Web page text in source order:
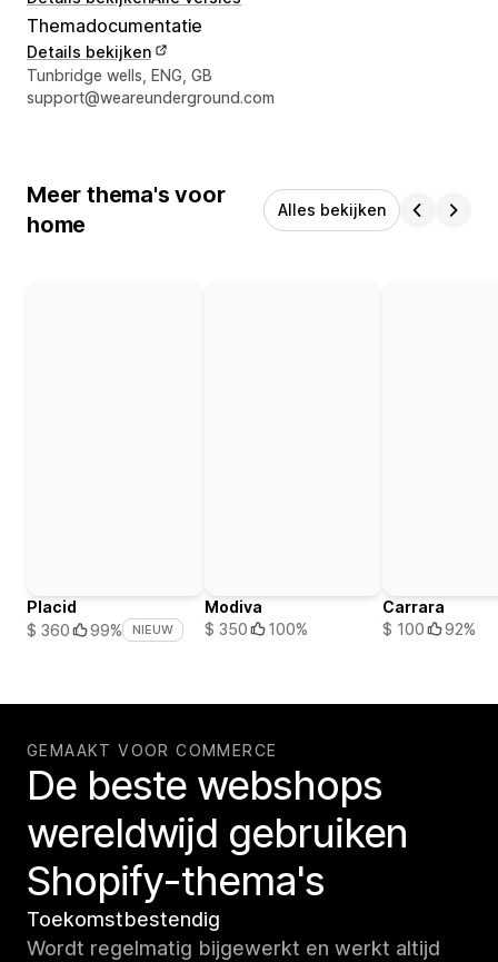
Themadocumentatie
Details bekijken
Contactgegevens ontwerper
Tunbridge wells, ENG, GB
support@weareunderground.com
Meer thema's voor
home
Alles bekijken
Placid
$ 360
99% NIEUW
Modiva
$ 350
100%
Carrara
$ 100
92%
GEMAAKT VOOR COMMERCE
De beste webshops
wereldwijd gebruiken
Shopify-thema's
Toekomstbestendig
Wordt regelmatig bijgewerkt en werkt altijd